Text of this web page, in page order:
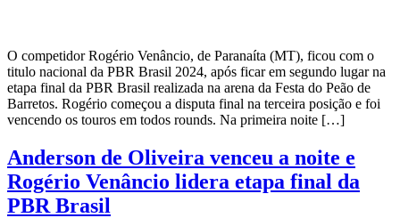
O competidor Rogério Venâncio, de Paranaíta (MT), ficou com o
titulo nacional da PBR Brasil 2024, após ficar em segundo lugar na
etapa final da PBR Brasil realizada na arena da Festa do Peão de
Barretos. Rogério começou a disputa final na terceira posição e foi
vencendo os touros em todos rounds. Na primeira noite […]
Anderson de Oliveira venceu a noite e
Rogério Venâncio lidera etapa final da
PBR Brasil